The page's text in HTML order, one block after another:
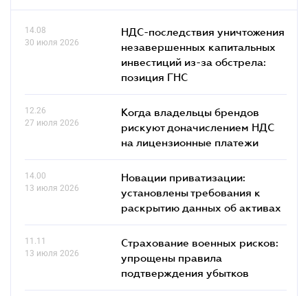
14.08
30 июля 2026
НДС-последствия уничтожения
незавершенных капитальных
инвестиций из-за обстрела:
позиция ГНС
12.26
27 июля 2026
Когда владельцы брендов
рискуют доначислением НДС
на лицензионные платежи
14.00
13 июля 2026
Новации приватизации:
установлены требования к
раскрытию данных об активах
11.11
13 июля 2026
Страхование военных рисков:
упрощены правила
подтверждения убытков